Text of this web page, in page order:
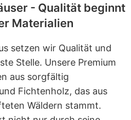
- Qualität beginnt
Materialien
setzen wir Qualität und
Stelle. Unsere Premium
aus sorgfältig
Fichtenholz, das aus
Wäldern stammt.